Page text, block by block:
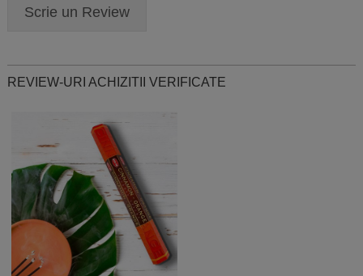
Scrie un Review
REVIEW-URI ACHIZITII VERIFICATE